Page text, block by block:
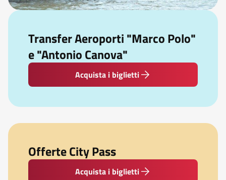
Transfer Aeroporti "Marco Polo"
e "Antonio Canova"
Acquista i biglietti
Offerte City Pass
Acquista i biglietti